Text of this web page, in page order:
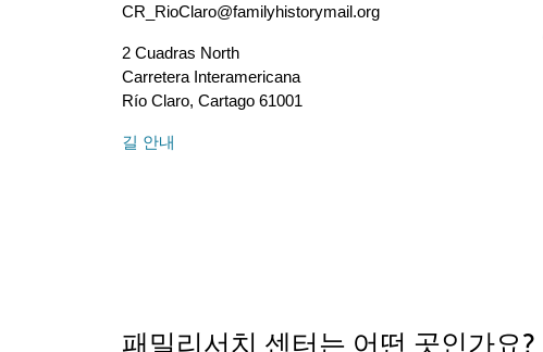
CR_RioClaro@familyhistorymail.org
2 Cuadras North
Carretera Interamericana
Río Claro, Cartago 61001
길 안내
패밀리서치 센터는 어떤 곳인가요?